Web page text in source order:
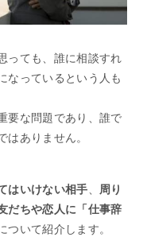
っても、誰に相談すれ
なっているという人も
要な問題であり、誰で
はありません。
はいけない相手、 周り
だちや恋人に「仕事辞
ついて紹介します。